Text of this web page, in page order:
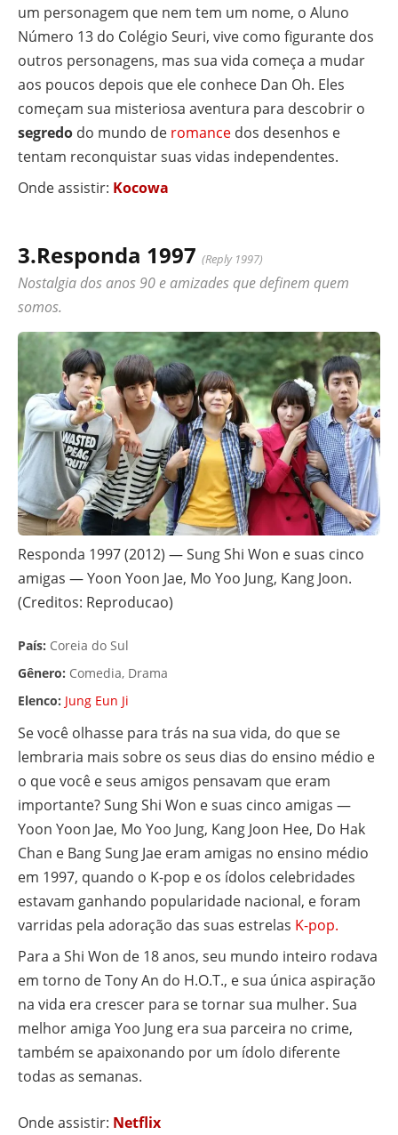
um personagem que nem tem um nome, o Aluno
Número 13 do Colégio Seuri, vive como figurante dos
outros personagens, mas sua vida começa a mudar
aos poucos depois que ele conhece Dan Oh. Eles
começam sua misteriosa aventura para descobrir o
segredo do mundo de romance dos desenhos e
tentam reconquistar suas vidas independentes.
Onde assistir: Kocowa
3.Responda 1997 (Reply 1997)
Nostalgia dos anos 90 e amizades que definem quem
somos.
Responda 1997 (2012) — Sung Shi Won e suas cinco
amigas — Yoon Yoon Jae, Mo Yoo Jung, Kang Joon.
(Creditos: Reproducao)
País: Coreia do Sul
Gênero: Comedia, Drama
Elenco: Jung Eun Ji
Se você olhasse para trás na sua vida, do que se
lembraria mais sobre os seus dias do ensino médio e
o que você e seus amigos pensavam que eram
importante? Sung Shi Won e suas cinco amigas —
Yoon Yoon Jae, Mo Yoo Jung, Kang Joon Hee, Do Hak
Chan e Bang Sung Jae eram amigas no ensino médio
em 1997, quando o K-pop e os ídolos celebridades
estavam ganhando popularidade nacional, e foram
varridas pela adoração das suas estrelas K-pop.
Para a Shi Won de 18 anos, seu mundo inteiro rodava
em torno de Tony An do H.O.T., e sua única aspiração
na vida era crescer para se tornar sua mulher. Sua
melhor amiga Yoo Jung era sua parceira no crime,
também se apaixonando por um ídolo diferente
todas as semanas.
Onde assistir: Netflix